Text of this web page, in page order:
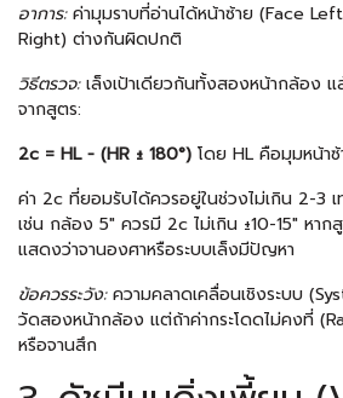
อาการ:ค่ามุมราบที่อ่านได้หน้าซ้าย (Face
Right) ต่างกันผิดปกติ
วิธีตรวจ:เล็งเป้าเดียวกันทั้งสองหน้ากล้อง
จากสูตร:
2c = HL − (HR ± 180°) โดย HL คือมุมหน้า
ค่า 2c ที่ยอมรับได้ควรอยู่ในช่วงไม่เกิน 2-3
เช่น กล้อง 5″ ควรมี 2c ไม่เกิน ±10-15″ หาก
แสดงว่าจานองศาหรือระบบเล็งมีปัญหา
ข้อควรระวัง:ความคลาดเคลื่อนเชิงระบบ
วัดสองหน้ากล้อง แต่ถ้าค่ากระโดดไม่คงที่
หรือจานสึก